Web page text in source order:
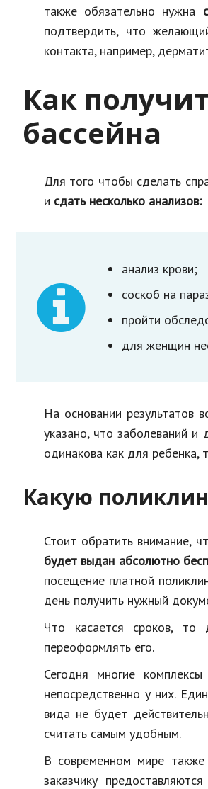
также обязательно нужна
подтвердить, что
контакта, например,
Как
бассейна
Для того чтобы сделать
и сдать несколько анализов:
анализ крови;
соскоб на
пройти
для женщин
На основании результатов
указано, что заболеваний и
одинакова как для ребенка,
Какую
Стоит обратить внимание,
будет выдан абсолютно
посещение платной
день получить нужный
Что касается сроков, то
переоформлять его.
Сегодня многие
непосредственно у них.
вида не будет
считать самым удобным.
В современном мире
заказчику